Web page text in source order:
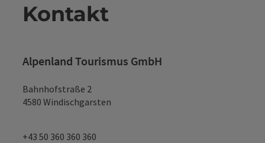
Kontakt
Alpenland Tourismus GmbH
Bahnhofstraße 2
4580 Windischgarsten
+43 50 360 360 360